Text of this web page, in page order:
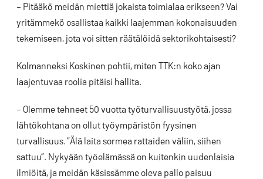
– Pitääkö meidän miettiä jokaista toimialaa erikseen? Vai
yritämmekö osallistaa kaikki laajemman kokonaisuuden
tekemiseen, jota voi sitten räätälöidä sektorikohtaisesti?
Kolmanneksi Koskinen pohtii, miten TTK:n koko ajan
laajentuvaa roolia pitäisi hallita.
– Olemme tehneet 50 vuotta työturvallisuustyötä, jossa
lähtökohtana on ollut työympäristön fyysinen
turvallisuus. ”Älä laita sormea rattaiden väliin, siihen
sattuu”. Nykyään työelämässä on kuitenkin uudenlaisia
ilmiöitä, ja meidän käsissämme oleva pallo paisuu